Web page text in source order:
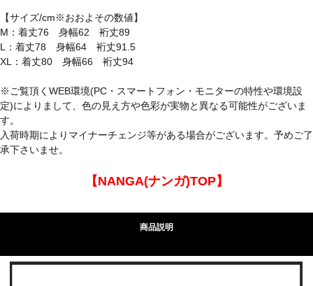
【サイズ/cm※おおよその数値】
M：着丈76 身幅62 裄丈89
L：着丈78 身幅64 裄丈91.5
XL：着丈80 身幅66 裄丈94
※ご覧頂くWEB環境(PC・スマートフォン・モニターの特性や環境設
定)によりまして、色の見え方や色彩が実物と異なる可能性がございま
す。
入荷時期によりマイナーチェンジ等がある場合がございます。予めご了
承下さいませ。
【NANGA(ナンガ)TOP】
商品説明